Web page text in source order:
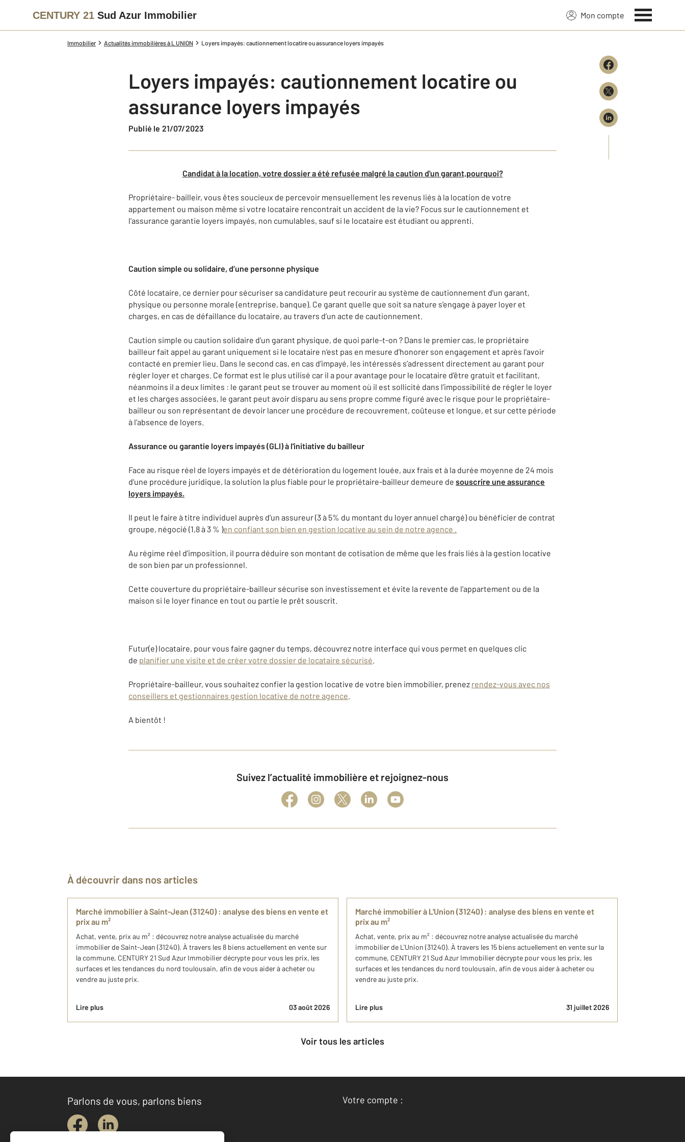
CENTURY 21 Sud Azur Immobilier Mon compte
Immobilier Actualités immobilières à L UNION Loyers impayés: cautionnement locatire ou assurance loyers impayés
Loyers impayés: cautionnement locatire ou
assurance loyers impayés
Publié le 21/07/2023
Candidat à la location, votre dossier a été refusée malgré la caution d'un garant,pourquoi?
Propriétaire- bailleir, vous êtes soucieux de percevoir mensuellement les revenus liés à la location de votre
appartement ou maison même si votre locataire rencontrait un accident de la vie? Focus sur le cautionnement et
l'assurance garantie loyers impayés, non cumulables, sauf si le locataire est étudiant ou apprenti.
Caution simple ou solidaire, d’une personne physique
Côté locataire, ce dernier pour sécuriser sa candidature peut recourir au système de cautionnement d’un garant,
physique ou personne morale (entreprise, banque). Ce garant quelle que soit sa nature s’engage à payer loyer et
charges, en cas de défaillance du locataire, au travers d’un acte de cautionnement.
Caution simple ou caution solidaire d’un garant physique, de quoi parle-t-on ? Dans le premier cas, le propriétaire
bailleur fait appel au garant uniquement si le locataire n’est pas en mesure d’honorer son engagement et après l’avoir
contacté en premier lieu. Dans le second cas, en cas d’impayé, les intéressés s’adressent directement au garant pour
régler loyer et charges. Ce format est le plus utilisé car il a pour avantage pour le locataire d’être gratuit et facilitant,
néanmoins il a deux limites : le garant peut se trouver au moment où il est sollicité dans l’impossibilité de régler le loyer
et les charges associées, le garant peut avoir disparu au sens propre comme figuré avec le risque pour le propriétaire-
bailleur ou son représentant de devoir lancer une procédure de recouvrement, coûteuse et longue, et sur cette période
à l’absence de loyers.
Assurance ou garantie loyers impayés (GLI) à l'initiative du bailleur
Face au risque réel de loyers impayés et de détérioration du logement louée, aux frais et à la durée moyenne de 24 mois
d'une procédure juridique, la solution la plus fiable pour le propriétaire-bailleur demeure de souscrire une assurance
loyers impayés.
Il peut le faire à titre individuel auprès d'un assureur (3 à 5% du montant du loyer annuel chargé) ou bénéficier de contrat
groupe, négocié (1,8 à 3 % )en confiant son bien en gestion locative au sein de notre agence .
Au régime réel d'imposition, il pourra déduire son montant de cotisation de même que les frais liés à la gestion locative
de son bien par un professionnel.
Cette couverture du propriétaire-bailleur sécurise son investissement et évite la revente de l'appartement ou de la
maison si le loyer finance en tout ou partie le prêt souscrit.
Futur(e) locataire, pour vous faire gagner du temps, découvrez notre interface qui vous permet en quelques clic
de planifier une visite et de créer votre dossier de locataire sécurisé.
Propriétaire-bailleur, vous souhaitez confier la gestion locative de votre bien immobilier, prenez rendez-vous avec nos
conseillers et gestionnaires gestion locative de notre agence.
A bientôt !
Suivez l’actualité immobilière et rejoignez-nous
À découvrir dans nos articles
Marché immobilier à Saint-Jean (31240) : analyse des biens en vente et
prix au m²
Achat, vente, prix au m² : découvrez notre analyse actualisée du marché
immobilier de Saint-Jean (31240). À travers les 8 biens actuellement en vente sur
la commune, CENTURY 21 Sud Azur Immobilier décrypte pour vous les prix, les
surfaces et les tendances du nord toulousain, afin de vous aider à acheter ou
vendre au juste prix.
Lire plus 03 août 2026
Marché immobilier à L'Union (31240) : analyse des biens en vente et
prix au m²
Achat, vente, prix au m² : découvrez notre analyse actualisée du marché
immobilier de L'Union (31240). À travers les 15 biens actuellement en vente sur la
commune, CENTURY 21 Sud Azur Immobilier décrypte pour vous les prix, les
surfaces et les tendances du nord toulousain, afin de vous aider à acheter ou
vendre au juste prix.
Lire plus 31 juillet 2026
Voir tous les articles
Parlons de vous, parlons biens
Votre compte :
Accéder à mon compte